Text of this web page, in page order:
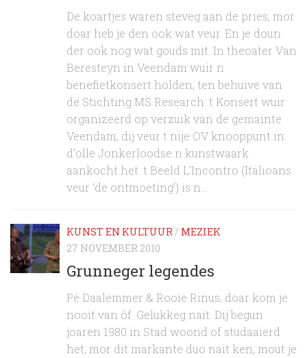
De koartjes waren steveg aan de pries, mor
doar heb je den ook wat veur. En je doun
der ook nog wat gouds mit. In theoater Van
Beresteyn in Veendam wuir n
benefietkonsert holden, ten behuive van
de Stichting MS Research. t Konsert wuir
organizeerd op verzuik van de gemainte
Veendam, dij veur t nije OV knooppunt in
d’olle Jonkerloodse n kunstwaark
aankocht het. t Beeld L’Incontro (Italioans
veur ‘de ontmoeting’) is n...
KUNST EN KULTUUR / MEZIEK
27 NOVEMBER 2010
Grunneger legendes
Pé Daalemmer & Rooie Rinus, doar kom je
nooit van òf. Gelukkeg nait. Dij begun
joaren 1980 in Stad woond of studaaierd
het, mor dit markante duo nait ken, mout je